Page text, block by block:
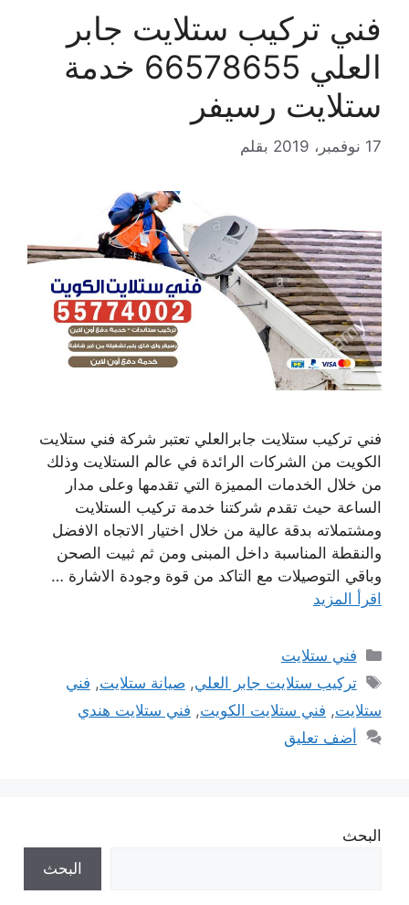
فني تركيب ستلايت جابر
العلي 66578655 خدمة
ستلايت رسيفر
17 نوفمبر، 2019 بقلم
فني تركيب ستلايت جابرالعلي تعتبر شركة فني ستلايت
الكويت من الشركات الرائدة في عالم الستلايت وذلك
من خلال الخدمات المميزة التي تقدمها وعلى مدار
الساعة حيث تقدم شركتنا خدمة تركيب الستلايت
ومشتملاته بدقة عالية من خلال اختيار الاتجاه الافضل
والنقطة المناسبة داخل المبنى ومن ثم ثبيت الصحن
وباقي التوصيلات مع التاكد من قوة وجودة الاشارة …
اقرأ المزيد
التصنيفات
فني ستلايت
الوسوم
تركيب ستلايت جابر العلي,صيانة ستلايت, فني
ستلايت, فني ستلايت الكويت, فني ستلايت هندي
أضف تعليق
البحث
البحث